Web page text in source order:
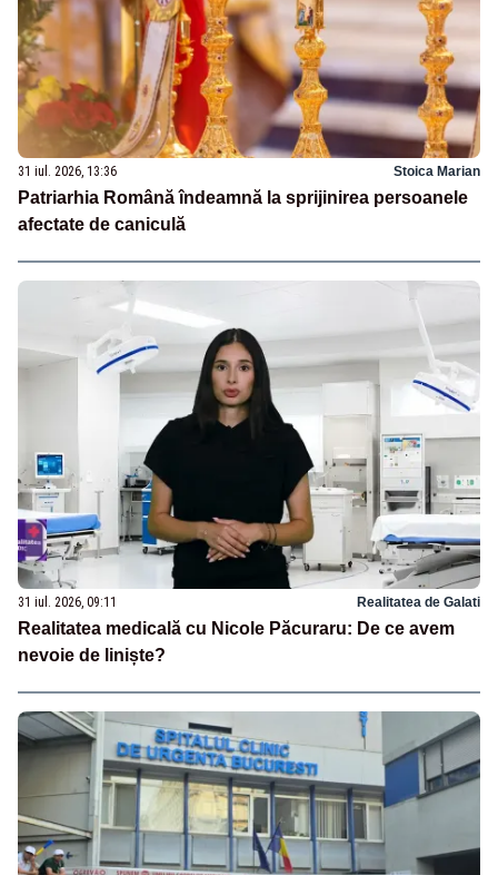
31 iul. 2026, 13:36 Stoica Marian
Patriarhia Română îndeamnă la sprijinirea persoanele
afectate de caniculă
31 iul. 2026, 09:11 Realitatea de Galati
Realitatea medicală cu Nicole Păcuraru: De ce avem
nevoie de liniște?